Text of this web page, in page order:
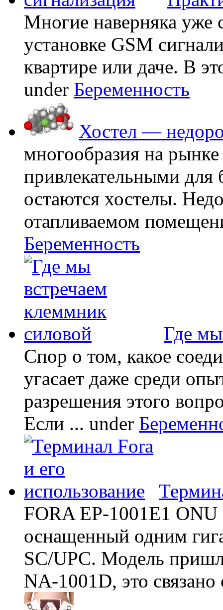
Многие наверняка уже
установке GSM
квартире или даче. В
under Беременность
Хостел —
многообразия на
привлекательными
остаются хостелы.
отапливаемом
Беременность
Где
Спор о том, какое
угасает даже среди
разрешения этого
Если ... under
FORA EP-1001E1 ONU
оснащенный одним
SC/UPC. Модель
NA-1001D, это связано